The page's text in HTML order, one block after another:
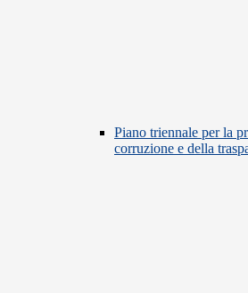
Piano triennale per la
corruzione e della